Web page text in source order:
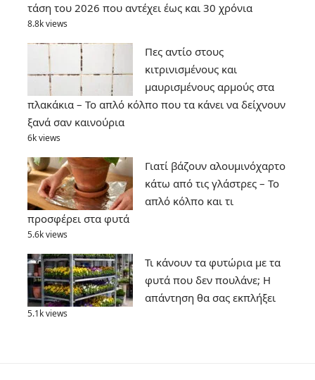
τάση του 2026 που αντέχει έως και 30 χρόνια
8.8k views
Πες αντίο στους
κιτρινισμένους και
μαυρισμένους αρμούς στα
πλακάκια – Το απλό κόλπο που τα κάνει να δείχνουν
ξανά σαν καινούρια
6k views
Γιατί βάζουν αλουμινόχαρτο
κάτω από τις γλάστρες – Το
απλό κόλπο και τι
προσφέρει στα φυτά
5.6k views
Τι κάνουν τα φυτώρια με τα
φυτά που δεν πουλάνε; Η
απάντηση θα σας εκπλήξει
5.1k views